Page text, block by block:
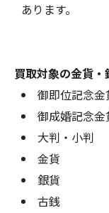
あります。
買取対象の金貨
御即位記念金
御成婚記念金
大判・小判
金貨
銀貨
古銭